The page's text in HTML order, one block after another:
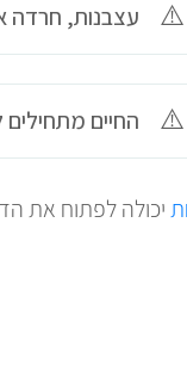
עצבנות, חרדה
החיים
יכולה לפתוח את